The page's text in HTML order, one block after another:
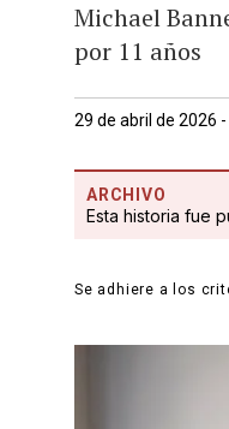
Michael
por 11 años
29 de abril de 2026 -
ARCHIVO
Esta historia fue
Se adhiere a los